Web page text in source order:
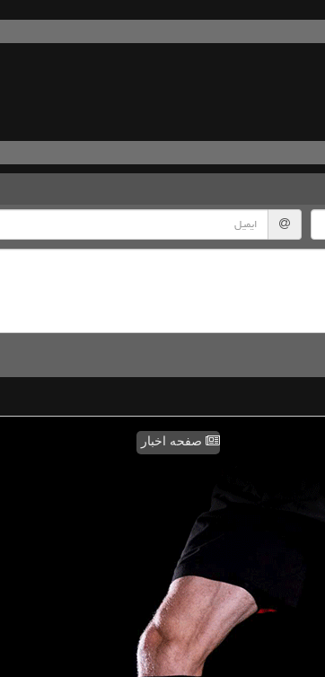
صفحه اخبار